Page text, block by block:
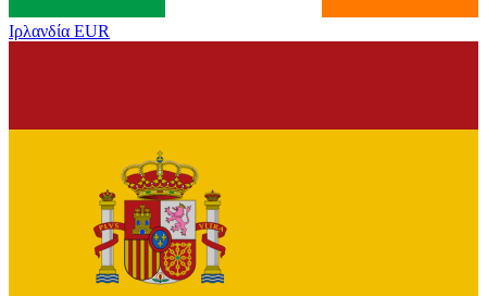
Ιρλανδία EUR